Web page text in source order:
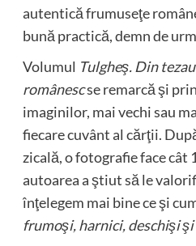
autentică frumuseţe
bună practică, demn de
Volumul Tulgheş. Din
românescse remarcă şi
imaginilor, mai vechi sau
fiecare cuvânt al cărţii.
zicală, o fotografie face cât
autoarea a ştiut să le
înţelegem mai bine ce şi
frumoşi, harnici, deschişi